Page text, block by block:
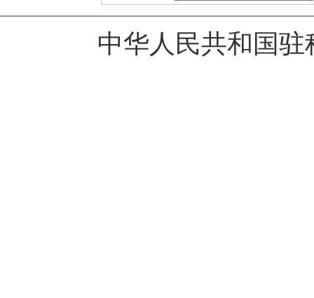
中华人民共和国